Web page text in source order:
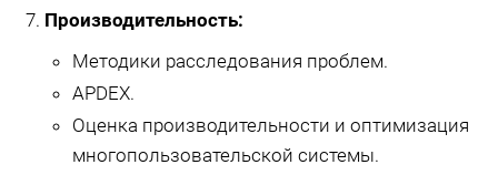
Производительность:
Методики расследования проблем.
APDEX.
Оценка производительности и оптимизация
многопользовательской системы.